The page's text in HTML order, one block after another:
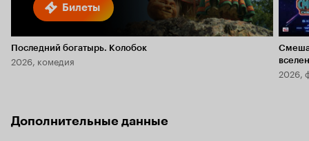
Билеты
Последний богатырь. Колобок
2026, комедия
2026,
Дополнительные данные